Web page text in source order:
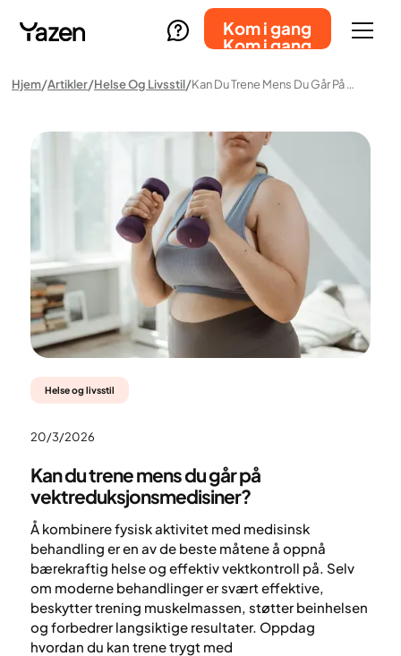
Kom i gang
Kom i gang
Hjem Artikler Helse Og Livsstil Kan Du Trene Mens Du Går På Vektreduksjonsmedisiner?
Helse og livsstil
20/3/2026
Kan du trene mens du går på
vektreduksjonsmedisiner?
Å kombinere fysisk aktivitet med medisinsk
behandling er en av de beste måtene å oppnå
bærekraftig helse og effektiv vektkontroll på. Selv
om moderne behandlinger er svært effektive,
beskytter trening muskelmassen, støtter beinhelsen
og forbedrer langsiktige resultater. Oppdag
hvordan du kan trene trygt med